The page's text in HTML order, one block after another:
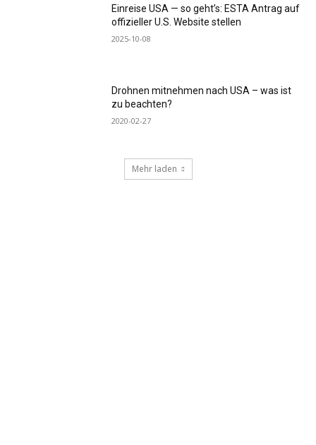
Einreise USA — so geht’s: ESTA Antrag auf
offizieller U.S. Website stellen
2025-10-08
Drohnen mitnehmen nach USA – was ist
zu beachten?
2020-02-27
Mehr laden